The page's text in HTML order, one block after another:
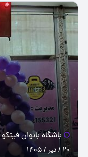
باشگاه بانوان فیتکو
20 / تیر / 1405